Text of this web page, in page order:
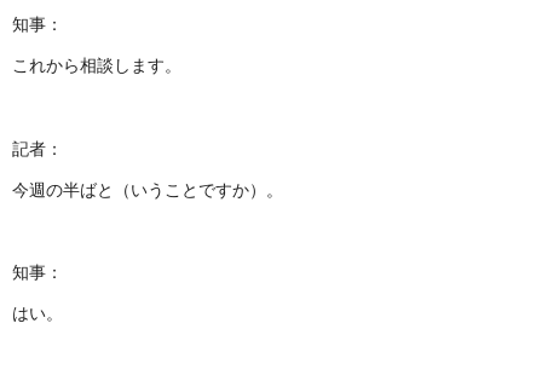
知事：
これから相談します。
記者：
今週の半ばと（いうことですか）。
知事：
はい。